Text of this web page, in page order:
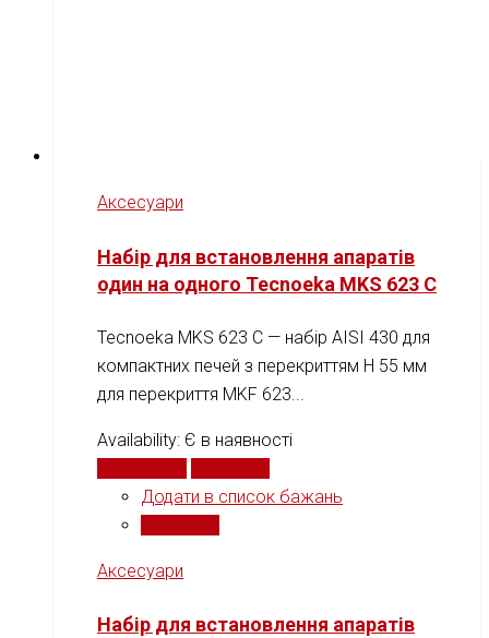
Аксесуари
Набір для встановлення апаратів
один на одного Tecnoeka MKS 623 C
Tecnoeka MKS 623 C — набір AISI 430 для
компактних печей з перекриттям H 55 мм
для перекриття MKF 623...
Availability: Є в наявності
Додати в список бажань
Аксесуари
Набір для встановлення апаратів